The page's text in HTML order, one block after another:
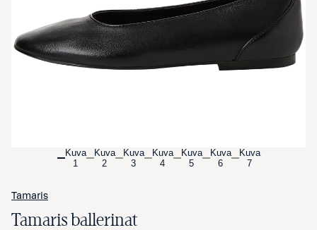
Avaa tuotekuva suurennettuna
Kuva
1
Kuva
2
Kuva
3
Kuva
4
Kuva
5
Kuva
6
Kuva
7
Tamaris
Tamaris ballerinat